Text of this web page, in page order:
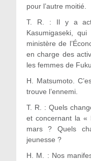
pour l’autre moitié.
T. R. : Il y a
Kasumigaseki,
ministère de
en charge des
les femmes de
H. Matsumoto.
trouve l’ennemi.
T. R. : Quels
et concernant la «
mars ? Quels
jeunesse ?
H. M. : Nos